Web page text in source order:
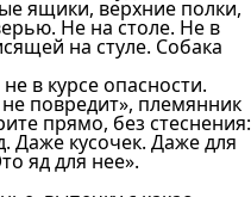
ящики, верхние полки,
Не на столе. Не в
на стуле. Собака
в курсе опасности.
повредит», племянник
прямо, без стеснения:
Даже кусочек. Даже для
яд для нее».